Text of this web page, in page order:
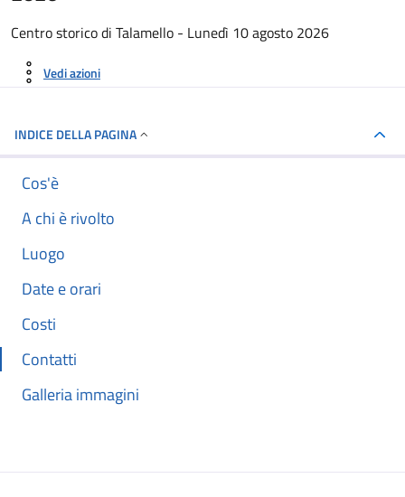
Centro storico di Talamello - Lunedì 10 agosto 2026
Vedi azioni
INDICE DELLA PAGINA
Cos'è
A chi è rivolto
Luogo
Date e orari
Costi
Contatti
Galleria immagini